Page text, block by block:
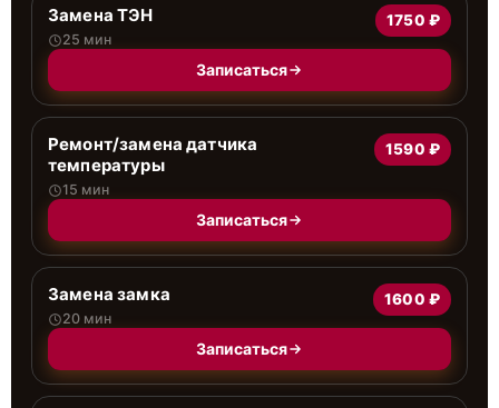
Замена ТЭН
25 мин
1750 ₽
Записаться
Ремонт/замена датчика
температуры
15 мин
1590 ₽
Записаться
Замена замка
20 мин
1600 ₽
Записаться